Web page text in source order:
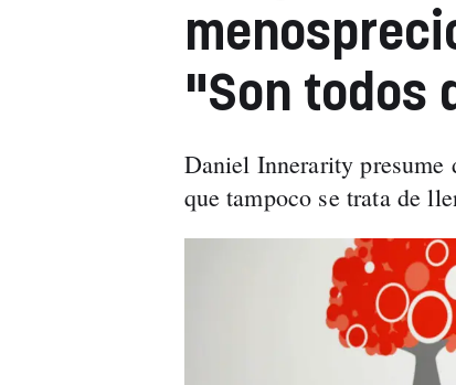
"Son todos
Daniel Innerarity presume
que tampoco se trata de